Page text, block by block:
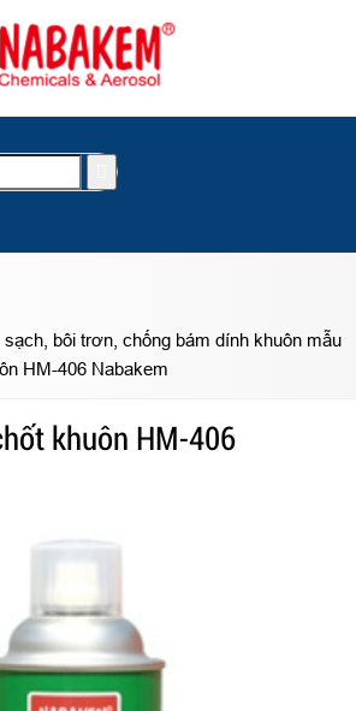
bôi trơn, chống bám dính khuôn mẫu
HM-406 Nabakem
khuôn HM-406